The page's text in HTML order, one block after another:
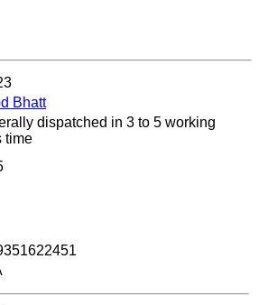
Bhatt
dispatched in 3 to 5 working
time